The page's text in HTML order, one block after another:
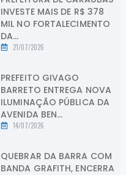
INVESTE MAIS DE R$ 378
MIL NO FORTALECIMENTO
DA...
21/07/2026
PREFEITO GIVAGO
BARRETO ENTREGA NOVA
ILUMINAÇÃO PÚBLICA DA
AVENIDA BEN...
14/07/2026
QUEBRAR DA BARRA COM
BANDA GRAFITH, ENCERRA